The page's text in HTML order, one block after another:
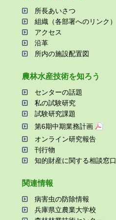
所⻑あいさつ
組織（各部署へのリンク）
アクセス
沿⾰
所内の施設配置図
農林⽔産技術を知ろう
センターの話題
私の試験研究
試験研究課題
第6期中期業務計画
オンライン研究報告
刊⾏物
知的財産に関する相談窓⼝
関連情報
病害⾍の防除情報
兵庫県⽴農業⼤学校